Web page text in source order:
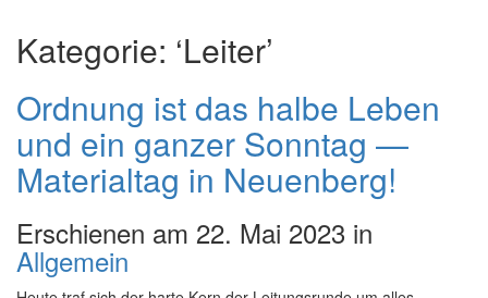
Kategorie: ‘Leiter’
Ordnung ist das halbe Leben
und ein ganzer Sonntag —
Materialtag in Neuenberg!
Erschienen am 22. Mai 2023 in
Allgemein